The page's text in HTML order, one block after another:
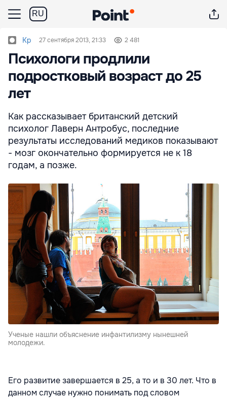
RU
Kp 27 сентября 2013, 21:33 2 481
Психологи продлили
подростковый возраст до 25
лет
Как рассказывает британский детский
психолог Лаверн Антробус, последние
результаты исследований медиков показывают
- мозг окончательно формируется не к 18
годам, а позже.
Ученые нашли объяснение инфантилизму нынешней
молодежи.
Его развитие завершается в 25, а то и в 30 лет. Что в
данном случае нужно понимать под словом